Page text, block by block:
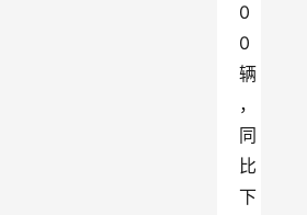
0
0
辆
，
同
比
下